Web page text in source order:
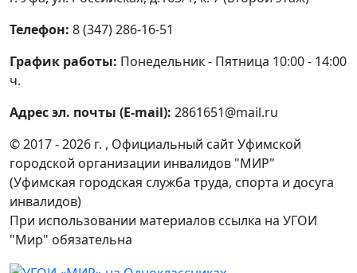
Телефон: 8 (347) 286-16-51
График работы: Понедельник - Пятница 10:00 - 14:00
ч.
Адрес эл. почты (E-mail): 2861651@mail.ru
© 2017 - 2026 г. , Официальный сайт Уфимской
городской организации инвалидов "МИР"
(Уфимская городская служба труда, спорта и досуга
инвалидов)
При использовании материалов ссылка на УГОИ
"Мир" обязательна